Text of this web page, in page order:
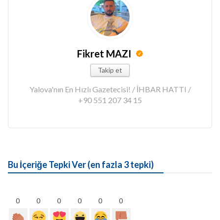
Fikret MAZI
Takip et
Yalova'nın En Hızlı Gazetecisi! / İHBAR HATTI /
+90 551 207 34 15
Bu İçeriğe Tepki Ver (en fazla 3 tepki)
0 0 0 0 0 0